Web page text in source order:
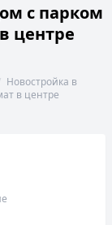
с парком
центре
Новостройка в
в центре